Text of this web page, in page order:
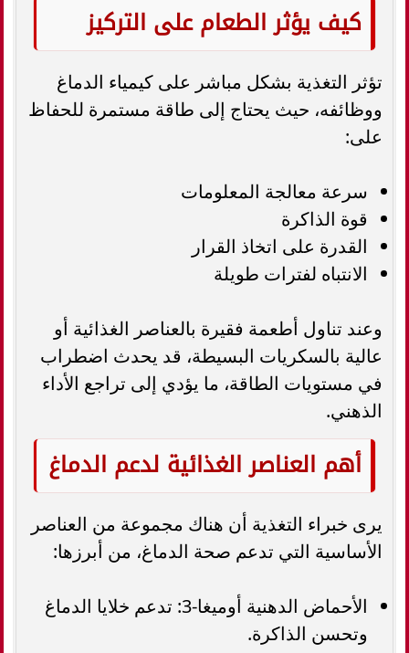
كيف يؤثر الطعام على التركيز
تؤثر التغذية بشكل مباشر على كيمياء الدماغ
ووظائفه، حيث يحتاج إلى طاقة مستمرة للحفاظ
على:
سرعة معالجة المعلومات
قوة الذاكرة
القدرة على اتخاذ القرار
الانتباه لفترات طويلة
وعند تناول أطعمة فقيرة بالعناصر الغذائية أو
عالية بالسكريات البسيطة، قد يحدث اضطراب
في مستويات الطاقة، ما يؤدي إلى تراجع الأداء
الذهني.
أهم العناصر الغذائية لدعم الدماغ
يرى خبراء التغذية أن هناك مجموعة من العناصر
الأساسية التي تدعم صحة الدماغ، من أبرزها:
الأحماض الدهنية أوميغا-3: تدعم خلايا الدماغ
وتحسن الذاكرة.